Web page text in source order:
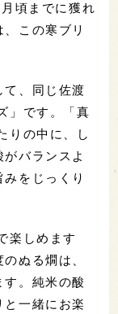
頃までに獲れ
この寒ブリ
て、同じ佐渡
」です。「真
りの中に、し
バランスよ
をじっくり
楽しめます
ぬる燗は、
。純米の酸
一緒にお楽